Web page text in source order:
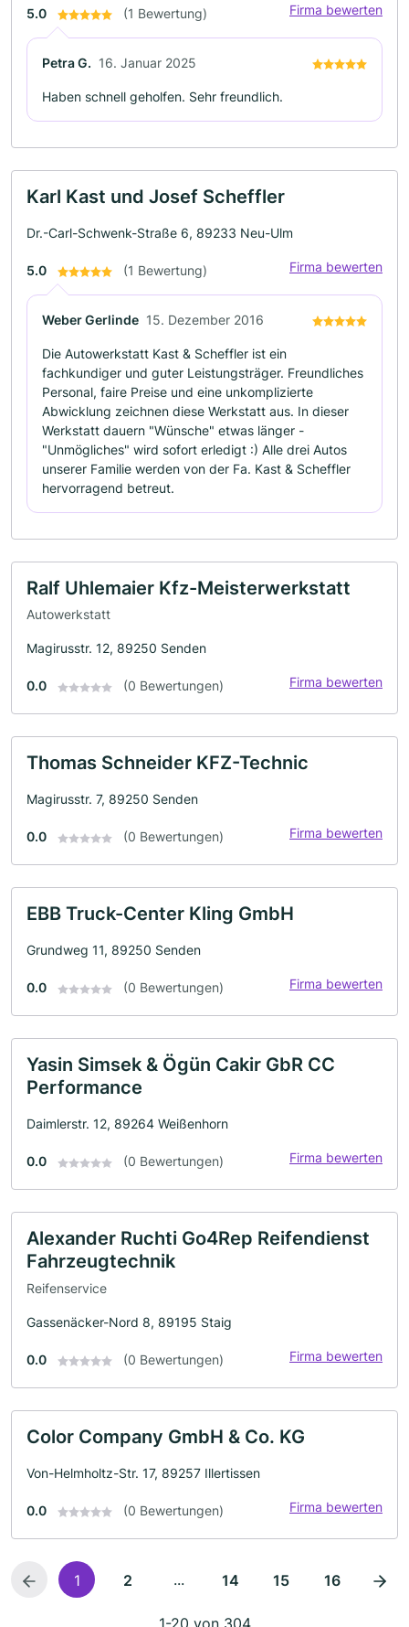
5.0 (1 Bewertung) Firma bewerten
Petra G. 16. Januar 2025
Haben schnell geholfen. Sehr freundlich.
Karl Kast und Josef Scheffler
Dr.-Carl-Schwenk-Straße 6, 89233 Neu-Ulm
5.0 (1 Bewertung) Firma bewerten
Weber Gerlinde 15. Dezember 2016
Die Autowerkstatt Kast & Scheffler ist ein
fachkundiger und guter Leistungsträger. Freundliches
Personal, faire Preise und eine unkomplizierte
Abwicklung zeichnen diese Werkstatt aus. In dieser
Werkstatt dauern "Wünsche" etwas länger -
"Unmögliches" wird sofort erledigt :) Alle drei Autos
unserer Familie werden von der Fa. Kast & Scheffler
hervorragend betreut.
Ralf Uhlemaier Kfz-Meisterwerkstatt
Autowerkstatt
Magirusstr. 12, 89250 Senden
0.0 (0 Bewertungen) Firma bewerten
Thomas Schneider KFZ-Technic
Magirusstr. 7, 89250 Senden
0.0 (0 Bewertungen) Firma bewerten
EBB Truck-Center Kling GmbH
Grundweg 11, 89250 Senden
0.0 (0 Bewertungen) Firma bewerten
Yasin Simsek & Ögün Cakir GbR CC
Performance
Daimlerstr. 12, 89264 Weißenhorn
0.0 (0 Bewertungen) Firma bewerten
Alexander Ruchti Go4Rep Reifendienst
Fahrzeugtechnik
Reifenservice
Gassenäcker-Nord 8, 89195 Staig
0.0 (0 Bewertungen) Firma bewerten
Color Company GmbH & Co. KG
Von-Helmholtz-Str. 17, 89257 Illertissen
0.0 (0 Bewertungen) Firma bewerten
1 2 ... 14 15 16
1-20 von 304